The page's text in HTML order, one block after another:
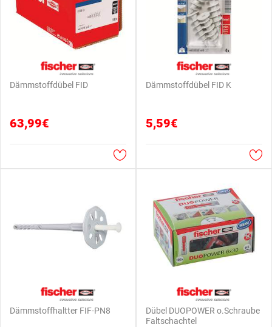
Dämmstoffdübel FID
63,99€
Dämmstoffdübel FID K
5,59€
Dämmstoffhaltter FIF-PN8
Dübel DUOPOWER o.Schraube
Faltschachtel